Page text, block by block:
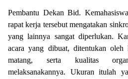
Pembantu Dekan Bid.
rapat kerja tersebut mengatakan
yang lainnya sangat diperlukan.
acara yang dibuat, ditentukan oleh
matang, serta kualitas
melaksanakannya. Ukuran itulah